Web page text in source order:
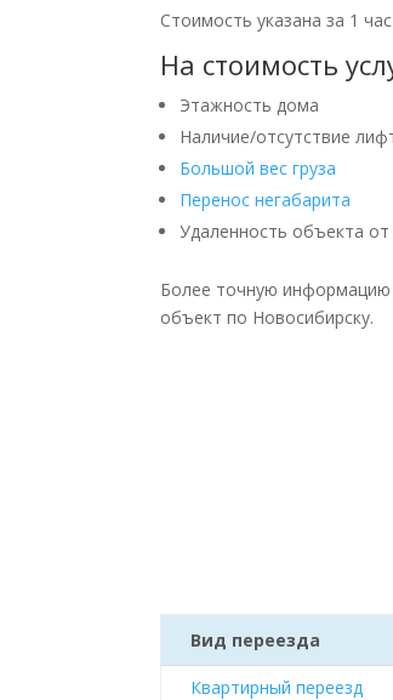
Стоимость указана за 1
На стоимость
Этажность дома
Наличие/отсутствие
Большой вес груза
Перенос негабарита
Удаленность объекта от
Более точную
объект по Новосибирску.
Вид переезда
Квартирный переезд